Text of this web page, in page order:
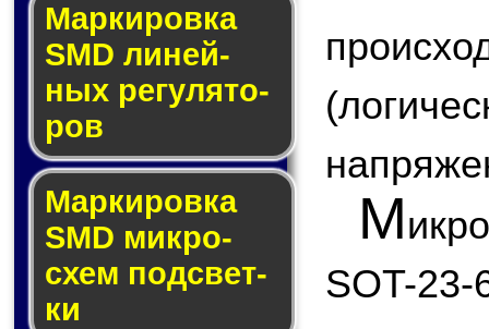
Маркировка
SMD ли­ней­
ных ре­гу­ля­то­
ров
Маркировка
SMD мик­ро­
схем под­свет­
ки
М
SOT-23-